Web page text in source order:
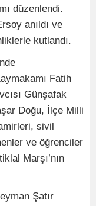
düzenlendi.
anıldı ve
kutlandı.
Fatih
Günşafak
Doğu, İlçe Milli
sivil
ve öğrenciler
Marşı’nın
Şatır